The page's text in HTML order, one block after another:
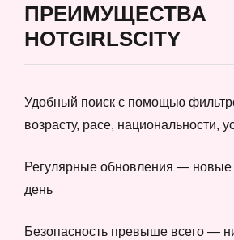
ПРЕИМУЩЕСТВА
HOTGIRLSCITY
Удобный поиск с помощью
возрасту, расе, национальности,
Регулярные обновления — новые
день
Безопасность превыше всего —